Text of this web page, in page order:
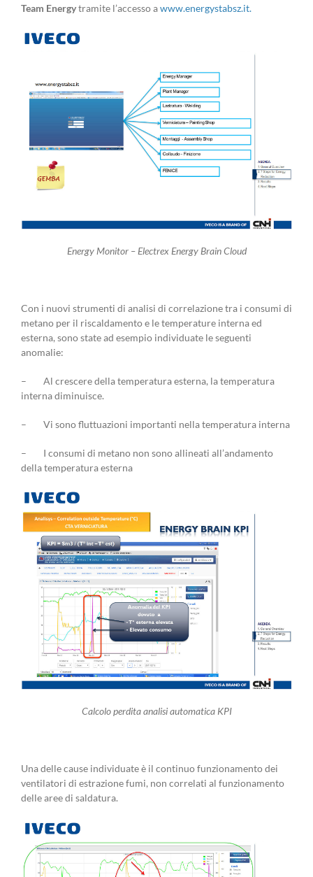
Team Energytramite l’accesso awww.energystabsz.it.
Energy Monitor – Electrex Energy Brain Cloud
Con i nuovi strumenti di analisi di correlazione tra i consumi di
metano per il riscaldamento e le temperature interna ed
esterna, sono state ad esempio individuate le seguenti
anomalie:
– Al crescere della temperatura esterna, la temperatura
interna diminuisce.
– Vi sono fluttuazioni importanti nella temperatura interna
– I consumi di metano non sono allineati all’andamento
della temperatura esterna
Calcolo perdita analisi automatica KPI
Una delle cause individuate è il continuo funzionamento dei
ventilatori di estrazione fumi, non correlati al funzionamento
delle aree di saldatura.